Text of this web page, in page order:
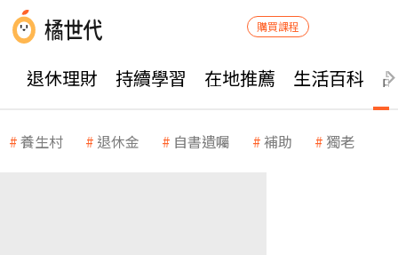
購買課程
退休理財 持續學習 在地推薦 生活百科
養生村 退休金 自書遺囑 補助 獨老